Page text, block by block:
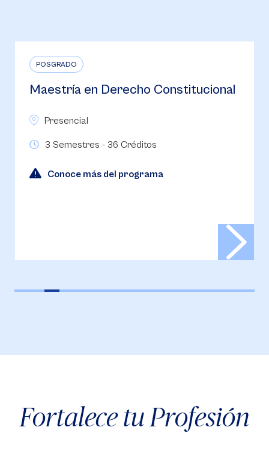
POSGRADO
Maestría en Derecho de la Empresa
Fortalece tu Profesión